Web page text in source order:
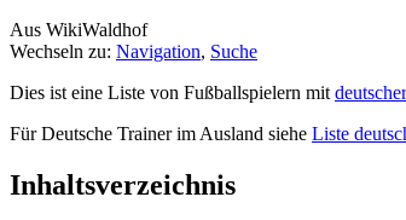
Aus WikiWaldhof
Wechseln zu: Navigation, Suche
Dies ist eine Liste von Fußballspielern mit deutscher
Für Deutsche Trainer im Ausland siehe Liste
Inhaltsverzeichnis